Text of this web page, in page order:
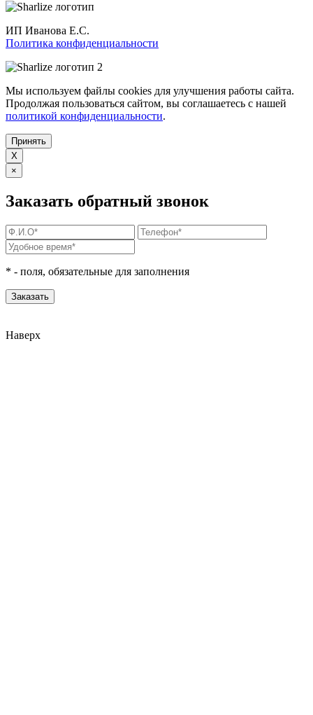
ИП Иванова Е.С.
Политика конфиденциальности
Мы используем файлы cookies для улучшения работы сайта.
Продолжая пользоваться сайтом, вы соглашаетесь с нашей
политикой конфиденциальности.
Принять
X
×
Заказать обратный звонок
* - поля, обязательные для заполнения
Наверх